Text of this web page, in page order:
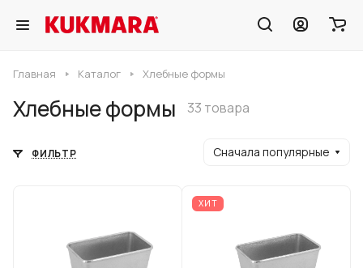
Главная Каталог Хлебные формы
Хлебные формы 33 товара
ФИЛЬТР Сначала популярные
ХИТ